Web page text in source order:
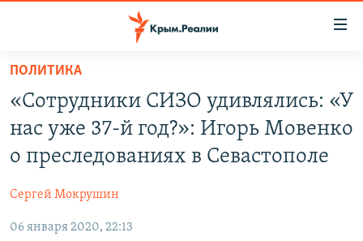
Вернуться
основному
содержанию
Вернутся
главной
навигации
Вернутся
СПЕЦПРОЕКТЫ
11 ЛЕТ ОККУПАЦИИ КРЫМА. 11 ИСТОРИЙ СОПРОТИВЛЕНИЯ
ВОДА
ЕЩЕ
ИНТЕРАКТИВ
РАДІО СВОБОДА
ПОЛИТИКА
«Сотрудники СИЗО удивлялись: «У
нас уже 37-й год?»: Игорь Мовенко
о преследованиях в Севастополе
Сергей Мокрушин
06 января 2020, 22:13